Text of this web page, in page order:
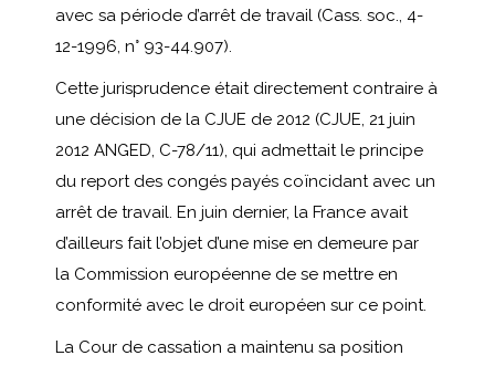
avec sa période d’arrêt de travail (Cass. soc., 4-
12-1996, n° 93-44.907).
Cette jurisprudence était directement contraire à
une décision de la CJUE de 2012 (CJUE, 21 juin
2012 ANGED, C-78/11), qui admettait le principe
du report des congés payés coïncidant avec un
arrêt de travail. En juin dernier, la France avait
d’ailleurs fait l’objet d’une mise en demeure par
la Commission européenne de se mettre en
conformité avec le droit européen sur ce point.
La Cour de cassation a maintenu sa position